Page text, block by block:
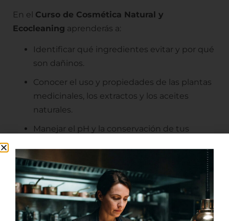
En el Curso de Cosmética Natural y
Ecocleaning aprenderás a:
Identificar qué ingredientes evitar y por qué
son dañinos.
Conocer el uso y propiedades de las plantas
medicinales, los extractos y los aceites
naturales.
Manejar el pH y la conservación de tus
Formular de forma consciente productos de
cosmética y de limpieza que contemplen un
impacto positivo económico, social y
ecológico.